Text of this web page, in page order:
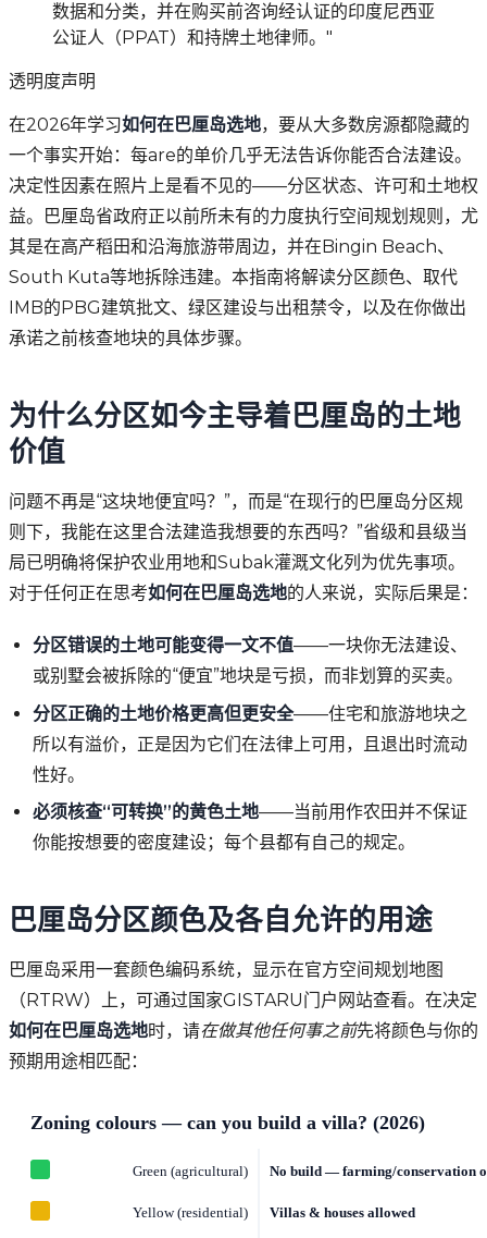
数据和分类，并在购买前咨询经认证的印度尼西亚
公证人（PPAT）和持牌土地律师。"
透明度声明
在2026年学习如何在巴厘岛选地，要从大多数房源都隐藏的
一个事实开始：每are的单价几乎无法告诉你能否合法建设。
决定性因素在照片上是看不见的——分区状态、许可和土地权
益。巴厘岛省政府正以前所未有的力度执行空间规划规则，尤
其是在高产稻田和沿海旅游带周边，并在Bingin Beach、
South Kuta等地拆除违建。本指南将解读分区颜色、取代
IMB的PBG建筑批文、绿区建设与出租禁令，以及在你做出
承诺之前核查地块的具体步骤。
为什么分区如今主导着巴厘岛的土地
价值
问题不再是“这块地便宜吗？”，而是“在现行的巴厘岛分区规
则下，我能在这里合法建造我想要的东西吗？”省级和县级当
局已明确将保护农业用地和Subak灌溉文化列为优先事项。
对于任何正在思考如何在巴厘岛选地的人来说，实际后果是：
分区错误的土地可能变得一文不值——一块你无法建设、
或别墅会被拆除的“便宜”地块是亏损，而非划算的买卖。
分区正确的土地价格更高但更安全——住宅和旅游地块之
所以有溢价，正是因为它们在法律上可用，且退出时流动
性好。
必须核查“可转换”的黄色土地——当前用作农田并不保证
你能按想要的密度建设；每个县都有自己的规定。
巴厘岛分区颜色及各自允许的用途
巴厘岛采用一套颜色编码系统，显示在官方空间规划地图
（RTRW）上，可通过国家GISTARU门户网站查看。在决定
如何在巴厘岛选地时，请在做其他任何事之前先将颜色与你的
预期用途相匹配：